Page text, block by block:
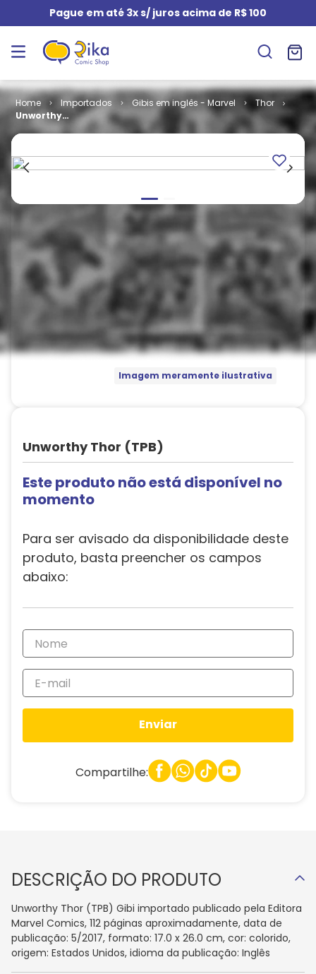
Pague em até 3x s/ juros acima de R$ 100
Importados Gibis em inglês - Marvel
Thor
Unworthy
Thor (TPB)
Imagem meramente ilustrativa
Unworthy Thor (TPB)
Este produto não está disponível no
momento
Para ser avisado da disponibilidade deste
produto, basta preencher os campos
abaixo:
Enviar
Compartilhe:
DESCRIÇÃO DO PRODUTO
Unworthy Thor (TPB) Gibi importado publicado pela Editora
Marvel Comics, 112 páginas aproximadamente, data de
publicação: 5/2017, formato: 17.0 x 26.0 cm, cor: colorido,
origem: Estados Unidos, idioma da publicação: Inglês